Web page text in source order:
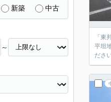
「
平坦
ださ
新築 中古
～